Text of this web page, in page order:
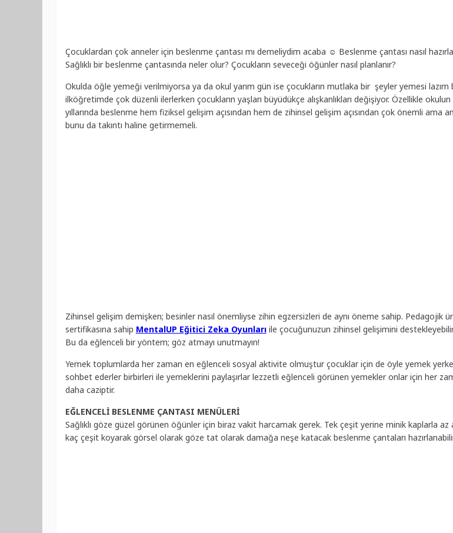
Çocuklardan çok anneler için beslenme çantası mı demeliydim acaba ☺ Beslenme çantası nasıl
Sağlıklı bir beslenme çantasında neler olur? Çocukların seveceği öğünler nasıl planlanır?
Okulda öğle yemeği verilmiyorsa ya da okul yarım gün ise çocukların mutlaka bir şeyler yemesi lazım
ilköğretimde çok düzenli ilerlerken çocukların yaşları büyüdükçe alışkanlıkları değişiyor. Özellikle okulun
yıllarında beslenme hem fiziksel gelişim açısından hem de zihinsel gelişim açısından çok önemli ama
bunu da takıntı haline getirmemeli.
Zihinsel gelişim demişken; besinler nasıl önemliyse zihin egzersizleri de aynı öneme sahip. Pedagojik
sertifikasına sahip MentalUP Eğitici Zeka Oyunlarıile çocuğunuzun zihinsel gelişimini
Bu da eğlenceli bir yöntem; göz atmayı unutmayın!
Yemek toplumlarda her zaman en eğlenceli sosyal aktivite olmuştur çocuklar için de öyle yemek
sohbet ederler birbirleri ile yemeklerini paylaşırlar lezzetli eğlenceli görünen yemekler onlar için her
daha caziptir.
EĞLENCELİ BESLENME ÇANTASI MENÜLERİ
Sağlıklı göze güzel görünen öğünler için biraz vakit harcamak gerek. Tek çeşit yerine minik kaplarla az
kaç çeşit koyarak görsel olarak göze tat olarak damağa neşe katacak beslenme çantaları